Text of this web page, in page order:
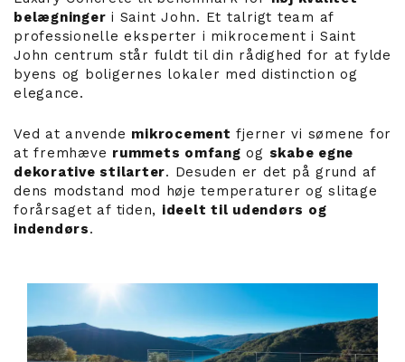
belægninger i Saint John. Et talrigt team af
professionelle eksperter i mikrocement i Saint
John centrum står fuldt til din rådighed for at fylde
byens og boligernes lokaler med distinction og
elegance.
Ved at anvende mikrocement fjerner vi sømene for
at fremhæve rummets omfang og skabe egne
dekorative stilarter. Desuden er det på grund af
dens modstand mod høje temperaturer og slitage
forårsaget af tiden, ideelt til udendørs og
indendørs.